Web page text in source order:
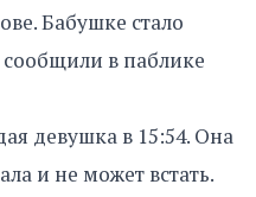
Бабушке стало
сообщили в паблике
девушка в 15:54. Она
и не может встать.